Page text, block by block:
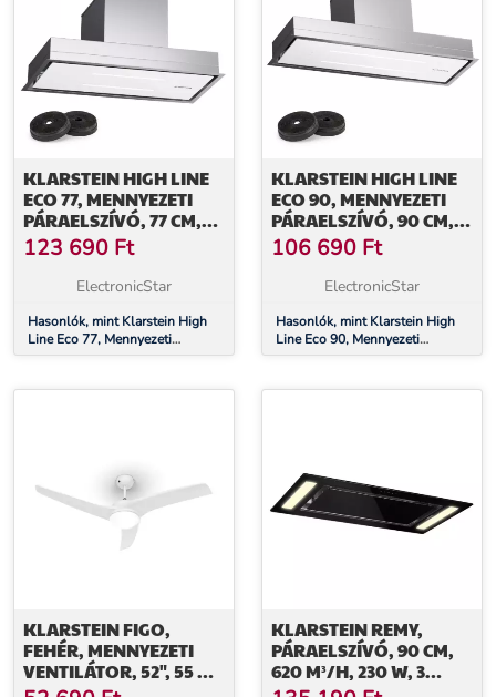
KLARSTEIN HIGH LINE
ECO 77, MENNYEZETI
PÁRAELSZÍVÓ, 77 CM,
436 M³/Ó, FOKOZATOK,
TÁVIRÁNYÍTÓ,
KÖRNYEZETI VILÁGÍTÁS
123 690 Ft
ElectronicStar
Hasonlók, mint Klarstein High
Line Eco 77, Mennyezeti
páraelszívó, 77 cm, 436 m³/ó,
környezeti világítás
KLARSTEIN HIGH LINE
ECO 90, MENNYEZETI
PÁRAELSZÍVÓ, 90 CM,
436 M³/Ó, FOKOZATOK,
TÁVIRÁNYÍTÓ,
KÖRNYEZETI VILÁGÍTÁS
106 690 Ft
ElectronicStar
Hasonlók, mint Klarstein High
Line Eco 90, Mennyezeti
páraelszívó, 90 cm, 436 m³/ó,
környezeti világítás
KLARSTEIN FIGO,
FEHÉR, MENNYEZETI
VENTILÁTOR, 52", 55 W,
KLARSTEIN REMY,
PÁRAELSZÍVÓ, 90 CM,
620 M³/H, 230 W, 3